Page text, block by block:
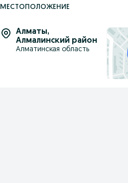
МЕСТОПОЛОЖЕНИЕ
Алматы,
Алмалинский район
Алматинская область